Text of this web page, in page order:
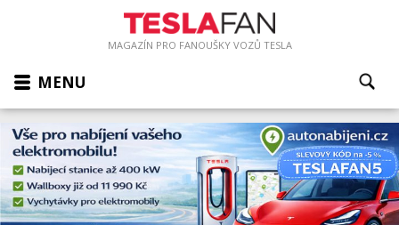
MAGAZÍN PRO FANOUŠKY VOZŮ TESLA
MENU